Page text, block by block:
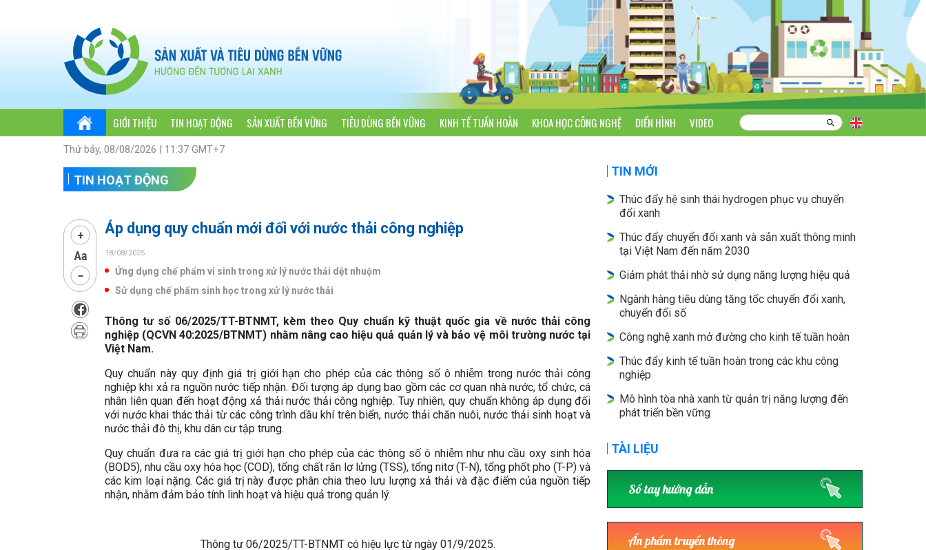
GIỚI THIỆU TIN HOẠT ĐỘNG SẢN XUẤT BỀN VỮNG TIÊU DÙNG BỀN VỮNG KINH TẾ TUẦN HOÀN KHOA HỌC CÔNG NGHỆ ĐIỂN HÌNH VIDEO
Thứ bảy, 08/08/2026 | 11:37 GMT+7
TIN HOẠT ĐỘNG
Áp dụng quy chuẩn mới đối với nước thải công nghiệp
18/08/2025
Ứng dụng chế phẩm vi sinh trong xử lý nước thải dệt nhuộm
Sử dụng chế phẩm sinh học trong xử lý nước thải
Thông tư số 06/2025/TT-BTNMT, kèm theo Quy chuẩn kỹ thuật quốc gia về nước thải công
nghiệp (QCVN 40:2025/BTNMT) nhằm nâng cao hiệu quả quản lý và bảo vệ môi trường nước tại
Việt Nam.
Quy chuẩn này quy định giá trị giới hạn cho phép của các thông số ô nhiễm trong nước thải công
nghiệp khi xả ra nguồn nước tiếp nhận. Đối tượng áp dụng bao gồm các cơ quan nhà nước, tổ chức, cá
nhân liên quan đến hoạt động xả thải nước thải công nghiệp. Tuy nhiên, quy chuẩn không áp dụng đối
với nước khai thác thải từ các công trình dầu khí trên biển, nước thải chăn nuôi, nước thải sinh hoạt và
nước thải đô thị, khu dân cư tập trung.
Quy chuẩn đưa ra các giá trị giới hạn cho phép của các thông số ô nhiễm như nhu cầu oxy sinh hóa
(BOD5), nhu cầu oxy hóa học (COD), tổng chất rắn lơ lửng (TSS), tổng nitơ (T-N), tổng phốt pho (T-P) và
các kim loại nặng. Các giá trị này được phân chia theo lưu lượng xả thải và đặc điểm của nguồn tiếp
nhận, nhằm đảm bảo tính linh hoạt và hiệu quả trong quản lý.
Thông tư 06/2025/TT-BTNMT có hiệu lực từ ngày 01/9/2025.
TIN MỚI
Thúc đẩy hệ sinh thái hydrogen phục vụ chuyển
đổi xanh
Thúc đẩy chuyển đổi xanh và sản xuất thông minh
tại Việt Nam đến năm 2030
Giảm phát thải nhờ sử dụng năng lượng hiệu quả
Ngành hàng tiêu dùng tăng tốc chuyển đổi xanh,
chuyển đổi số
Công nghệ xanh mở đường cho kinh tế tuần hoàn
Thúc đẩy kinh tế tuần hoàn trong các khu công
nghiệp
Mô hình tòa nhà xanh từ quản trị năng lượng đến
phát triển bền vững
TÀI LIỆU
Sổ tay hướng dẫn
Ấn phẩm truyền thông